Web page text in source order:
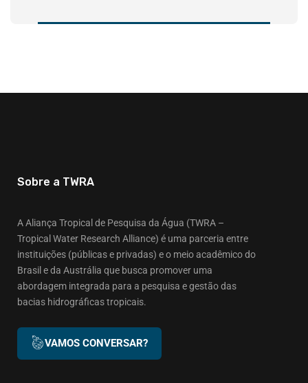
Sobre a TWRA
A Aliança Tropical de Pesquisa da Água (TWRA –
Tropical Water Research Alliance) é uma parceria entre
instituições (públicas e privadas) e o meio acadêmico do
Brasil e da Austrália que busca promover uma
abordagem integrada para a pesquisa e gestão das
bacias hidrográficas tropicais.
VAMOS CONVERSAR?